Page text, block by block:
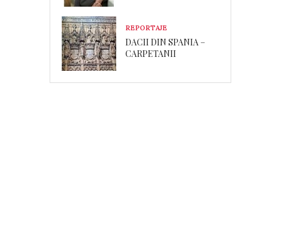
REPORTAJE
DACII DIN SPANIA –
CARPETANII